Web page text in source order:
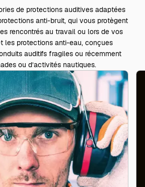
de protections auditives adaptées
anti-bruit, qui vous protègent
rencontrés au travail ou lors de vos
les protections anti-eau, conçues
auditifs fragiles ou récemment
ou d’activités nautiques.